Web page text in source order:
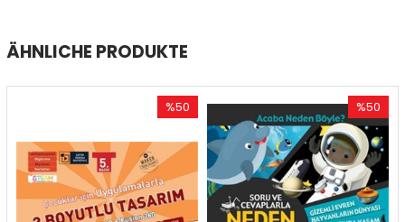
ÄHNLICHE PRODUKTE
%50Rabatt
%50
Rabatt
%50Rabatt